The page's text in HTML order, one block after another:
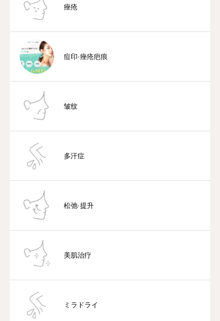
痤疮
痘印·痤疮疤痕
皱纹
多汗症
松弛·提升
美肌治疗
ミラドライ